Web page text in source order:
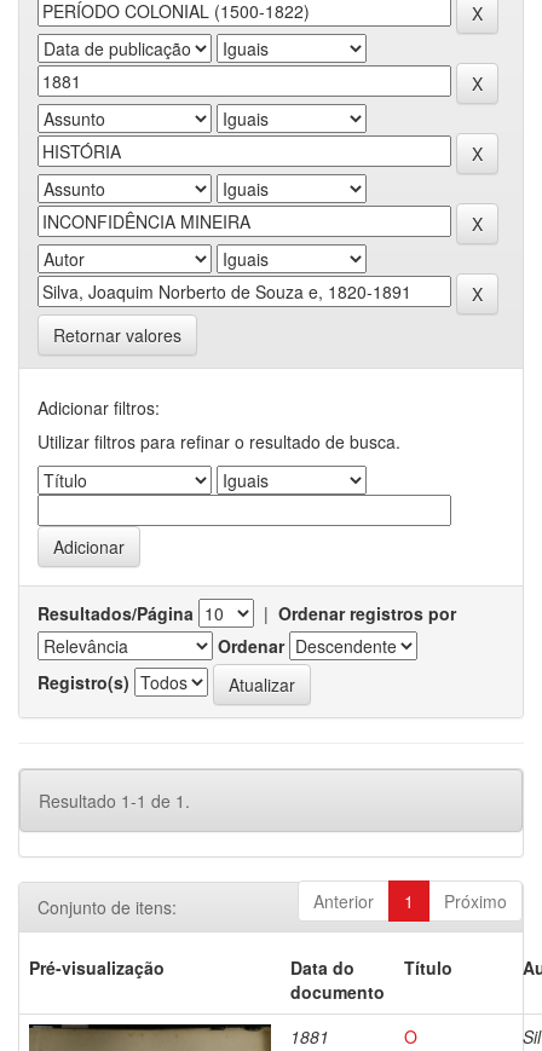
Retornar valores
Adicionar filtros:
Utilizar filtros para refinar o resultado de busca.
Resultados/Página | Ordenar registros por
Ordenar
Registro(s)
Resultado 1-1 de 1.
Anterior 1 Próximo
Conjunto de itens:
Pré-visualização
Data do
documento
Título
1881
O